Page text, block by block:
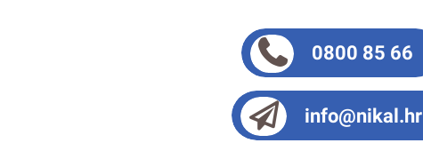
0800 85 66
info@nikal.hr